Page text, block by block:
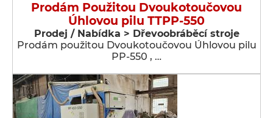
Prodám Použitou Dvoukotoučovou
Úhlovou pilu TTPP-550
Prodej / Nabídka > Dřevoobráběcí stroje
Prodám použitou Dvoukotoučovou Úhlovou pilu
PP-550 , …